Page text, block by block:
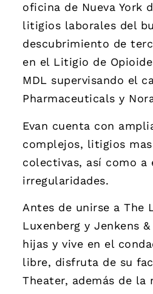
oficina de Nueva York
litigios laborales del
descubrimiento de
en el Litigio de
MDL supervisando el
Pharmaceuticals y
Evan cuenta con
complejos, litigios
colectivas, así como a
irregularidades.
Antes de unirse a The
Luxenberg y Jenkens
hijas y vive en el
libre, disfruta de su
Theater, además de la